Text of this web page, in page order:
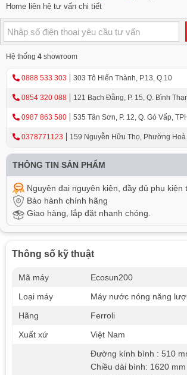
Home liên hệ tư vấn chi tiết
Hệ thống 4 showroom
0888 533 303 303 Tô Hiến Thành, P.13, Q.10
0854 320 088 121 Bạch Đằng, P. 15, Q. Bình
0987 863 580 535 Tân Sơn, P. 12, Q. Gò Vấp,
0378771123
159 Nguyễn Hữu Thọ, Phường
THÔNG TIN SẢN PHẨM
Nguyên đai nguyên kiện, đầy đủ phụ kiện
Bảo hành chính hãng
Giao hàng, lắp đặt nhanh chóng.
Thông số kỹ thuật
Mã máy
Ecosun200
Loại máy
Máy nước nóng năng
Hãng
Ferroli
Xuất xứ
Việt Nam
Đường kính bình : 510
Chiều dài bình: 1620 mm